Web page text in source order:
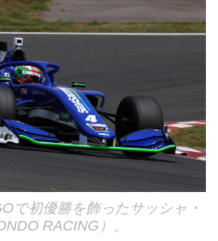
で初優勝を飾ったサッシャ・
RACING）。